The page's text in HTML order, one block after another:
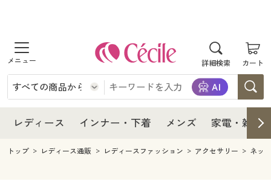
詳細検索 カート
商品を探す
レディース
レディースファッション
インナー・下着
インナー・下着通販すべて
メンズ
レディース インナー・下着 メンズ 家電・雑貨
レディース
レディース通販すべて
レディースファッション
インナー・下着
インナー・下着通販すべて
メンズ
トップ レディース通販 レディースファッション アクセサリー ネッ